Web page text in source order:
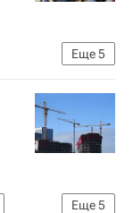
Еще5
Министерство строительства и жилищно-коммунального хозяйства РФ (Минстрой России)
Фонд развития территорий (ФРТ, ранее - Фонд защиты прав дольщиков)
Еще5